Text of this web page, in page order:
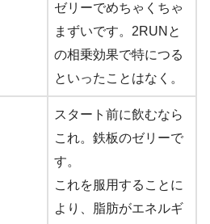
ゼリーでめちゃくちゃ
まずいです。2RUNと
の相乗効果で特につる
といったことはなく。
スタート前に飲むなら
これ。鉄板のゼリーで
す。
これを服用することに
より、脂肪がエネルギ